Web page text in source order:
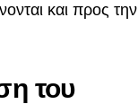
και προς την
του